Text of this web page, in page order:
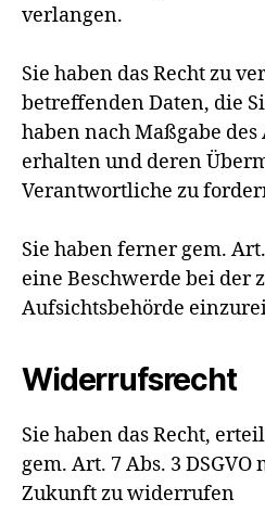
verlangen.
Sie haben das Recht zu
betreffenden Daten, die
haben nach Maßgabe des
erhalten und deren
Verantwortliche zu
Sie haben ferner gem. Art.
eine Beschwerde bei der
Aufsichtsbehörde
Widerrufsrecht
Sie haben das Recht,
gem. Art. 7 Abs. 3
Zukunft zu widerrufen